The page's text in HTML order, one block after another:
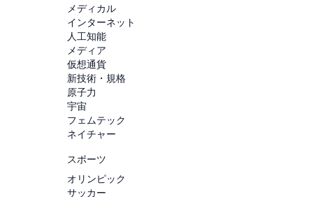
メディカル
インターネット
人工知能
メディア
仮想通貨
新技術・規格
原子力
宇宙
フェムテック
ネイチャー
スポーツ
オリンピック
サッカー